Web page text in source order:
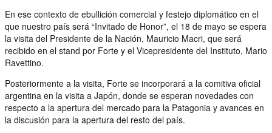
En ese contexto de ebullición comercial y festejo diplomático en el
que nuestro país será “Invitado de Honor”, el 18 de mayo se espera
la visita del Presidente de la Nación, Mauricio Macri, que será
recibido en el stand por Forte y el Vicepresidente del Instituto, Mario
Ravettino.
Posteriormente a la visita, Forte se incorporará a la comitiva oficial
argentina en la visita a Japón, donde se esperan novedades con
respecto a la apertura del mercado para la Patagonia y avances en
la discusión para la apertura del resto del país.